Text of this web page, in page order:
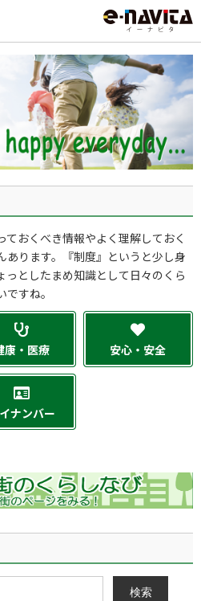
おくべき情報やよく理解しておく
あります。『制度』というと少し身
っとしたまめ知識として日々のくら
すね。
康・医療 安心・安全
ナンバー
検索